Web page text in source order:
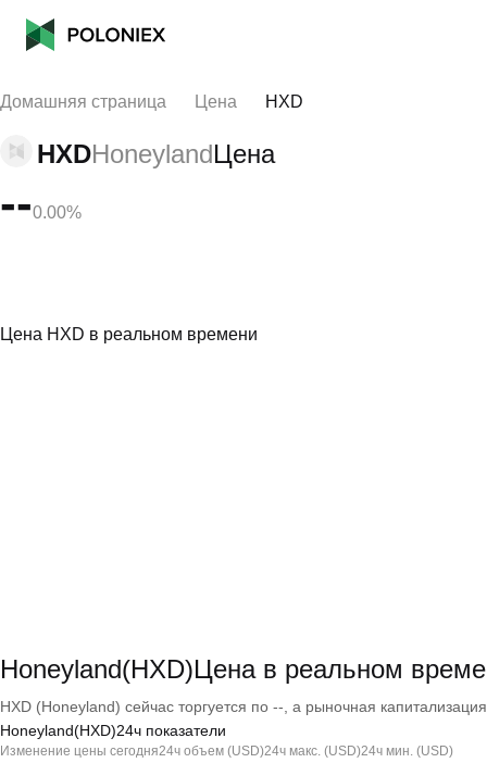
Домашняя страница Цена HXD
HXDHoneylandЦена
--0.00%
Цена HXD в реальном времени
Honeyland(HXD)Цена в реальном
HXD (Honeyland) сейчас торгуется по --, а рыночная
Honeyland(HXD)24ч показатели
Изменение цены сегодня24ч объем (USD)24ч макс. (USD)24ч мин. (USD)